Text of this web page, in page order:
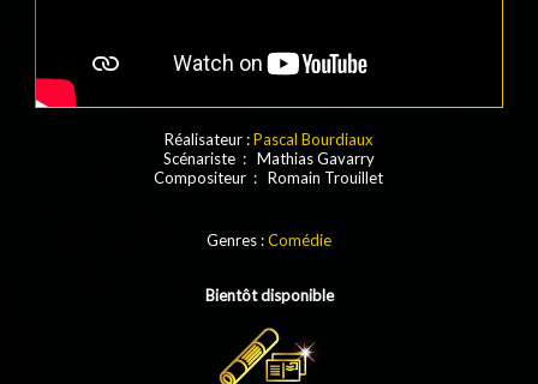
Réalisateur :Pascal Bourdiaux
Scénariste : Mathias Gavarry
Compositeur : Romain Trouillet
Genres :Comédie
Bientôt disponible